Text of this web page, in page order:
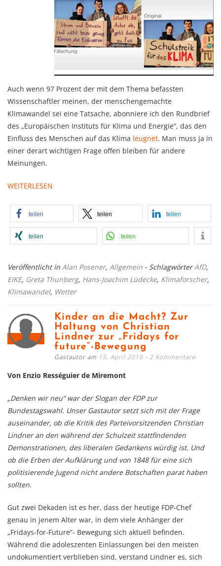
Auch wenn 97 Prozent der mit dem Thema befassten
Wissenschaftler meinen, der menschengemachte
Klimawandel sei eine Tatsache, abonniere ich den Rundbrief
des „Europäischen Instituts für Klima und Energie“, das den
Einfluss des Menschen auf das Klima leugnet. Man muss ja in
einer derart wichtigen Frage offen bleiben für andere
Meinungen.
WEITERLESEN
teilen teilen teilen
teilen teilen
Veröffentlicht in Alan Posener, Allgemein - SchlagwörterAfD,
EIKE, Greta Thunberg, Hans-Joachim Lüdecke, Klimaforscher,
Klimawandel, Wetter
Kinder an die Macht? Zur
Haltung von Christian
Lindner zur „Fridays for
future“-Bewegung
Gastautor am 15. April 2019 2 Kommentare
Von Enzio Rességuier de Miremont
„Denken wir neu“ war der Slogan der FDP zur
Bundestagswahl. Unser Gastautor setzt sich mit der Frage
auseinander, ob die Kritik des Parteivorsitzenden Christian
Lindner an den während der Schulzeit stattfindenden
Demonstrationen, des liberalen Gedankens würdig ist. Und
ob die Erben der Aufklärung und von 1848 für eine sich
politisierende Jugend nicht andere Botschaften parat haben
sollten.
Gut zwei Dekaden ist es her, dass der heutige FDP-Chef
genau in jenem Alter war, in dem viele Anhänger der
„Fridays-for-Future“- Bewegung sich aktuell befinden.
Während die adoleszenten Einlassungen bei den meisten
undokumentiert verblieben sind, verstand Lindner es, sich